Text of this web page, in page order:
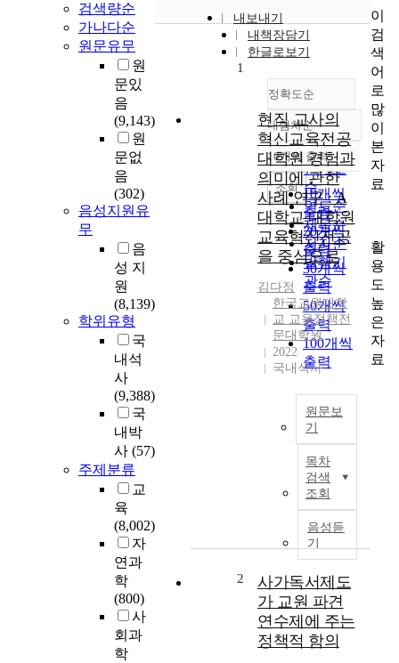
검색량순
가나다순
원문유무
원
문있
음
(9,143)
원
문없
음
(302)
음성지원유
무
음
성 지
원
(8,139)
학위유형
국
내석
사
(9,388)
국
내박
사 (57)
주제분류
교
육
(8,002)
자
연과
학
(800)
사
회과
학
내보내기
내책장담기
한글로보기
정확도순
정확도
순
인기도
순
연도순
제목순
저자순
발행기
관순
내림차순
내림차순
10개씩 출력
10개씩
출력
20개씩
출력
30개씩
출력
50개씩
출력
100개씩
출력
조회
1
현직 교사의
혁신교육전공
대학원 경험과
의미에 관한
사례 연구 : A
대학교 대학원
교육혁신전공
을 중심으로
김다정
한국교원대학
교 교육정책전
문대학원
2022
국내석사
원문보
기
목차
검색
조회
음성듣
기
2
사가독서제도
가 교원 파견
연수제에 주는
정책적 함의
이
검
색
어
로
많
이
본
자
료
활
용
도
높
은
자
료